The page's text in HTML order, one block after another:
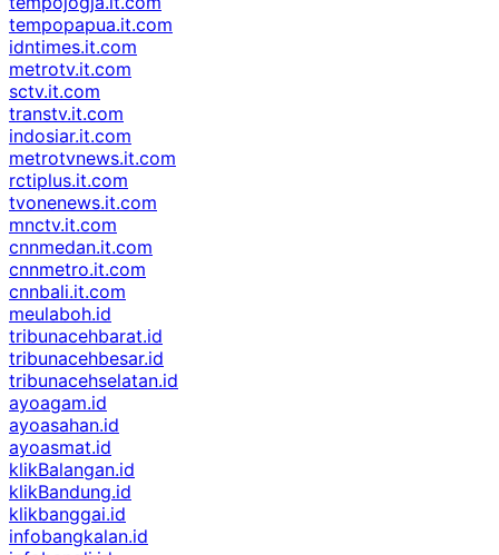
tempopapua.it.com
idntimes.it.com
metrotv.it.com
sctv.it.com
transtv.it.com
indosiar.it.com
metrotvnews.it.com
rctiplus.it.com
tvonenews.it.com
mnctv.it.com
cnnmedan.it.com
cnnmetro.it.com
cnnbali.it.com
meulaboh.id
tribunacehbarat.id
tribunacehbesar.id
tribunacehselatan.id
ayoagam.id
ayoasahan.id
ayoasmat.id
klikBalangan.id
klikBandung.id
klikbanggai.id
infobangkalan.id